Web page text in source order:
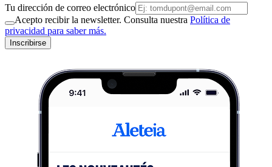
Tu dirección de correo electrónico
Acepto recibir la newsletter. Consulta nuestra Política de
privacidad para saber más.
Inscribirse